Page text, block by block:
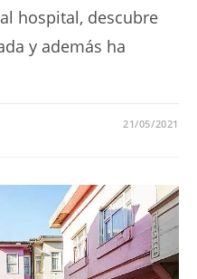
hospital, descubre
y además ha
21/05/2021